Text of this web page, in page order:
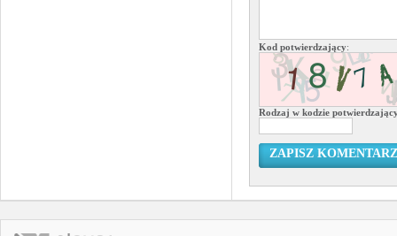
Kod potwierdzający:
Rodzaj w kodzie
ZAPISZ KOMENTARZ